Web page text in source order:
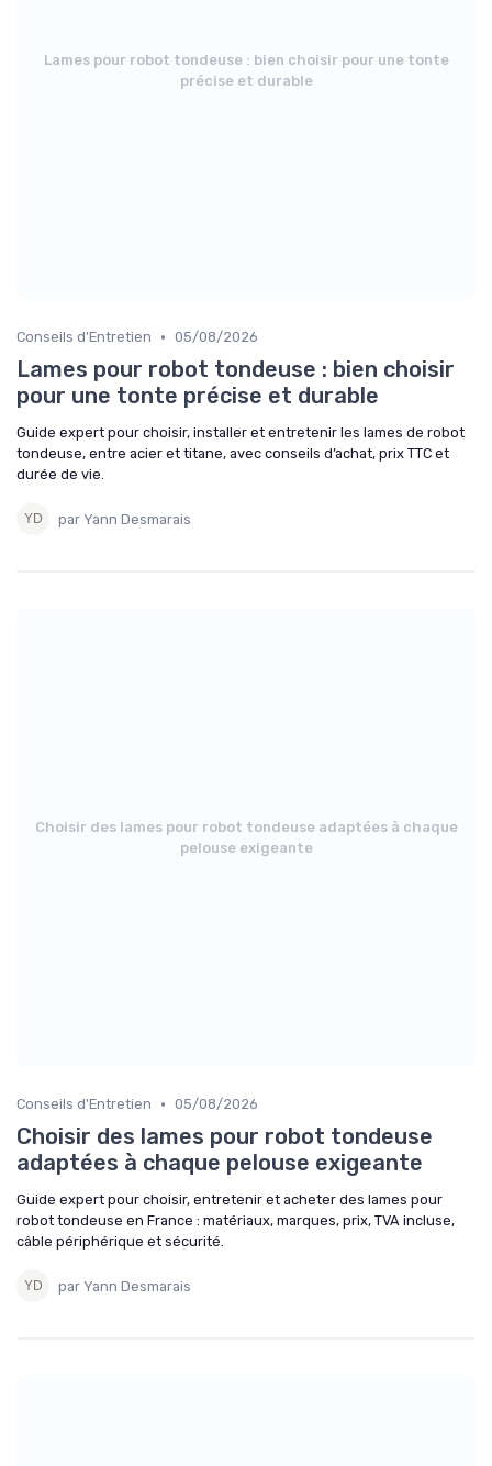
Lames pour robot tondeuse : bien choisir pour une tonte
précise et durable
Conseils d'Entretien • 05/08/2026
Lames pour robot tondeuse : bien choisir
pour une tonte précise et durable
Guide expert pour choisir, installer et entretenir les lames de robot
tondeuse, entre acier et titane, avec conseils d’achat, prix TTC et
durée de vie.
par Yann Desmarais
Choisir des lames pour robot tondeuse adaptées à chaque
pelouse exigeante
Conseils d'Entretien • 05/08/2026
Choisir des lames pour robot tondeuse
adaptées à chaque pelouse exigeante
Guide expert pour choisir, entretenir et acheter des lames pour
robot tondeuse en France : matériaux, marques, prix, TVA incluse,
câble périphérique et sécurité.
par Yann Desmarais